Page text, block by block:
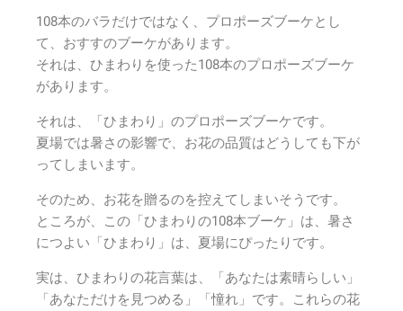
108本のバラだけではなく、プロポーズブーケとし
て、おすすのブーケがあります。
それは、ひまわりを使った108本のプロポーズブーケ
があります。
それは、「ひまわり」のプロポーズブーケです。
夏場では暑さの影響で、お花の品質はどうしても下が
ってしまいます。
そのため、お花を贈るのを控えてしまいそうです。
ところが、この「ひまわりの108本ブーケ」は、暑さ
につよい「ひまわり」は、夏場にぴったりです。
実は、ひまわりの花言葉は、「あなたは素晴らしい」
「あなただけを見つめる」「憧れ」です。これらの花